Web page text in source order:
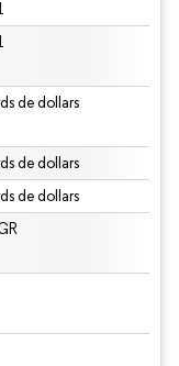
de dollars
de dollars
de dollars
une attribution sous CC